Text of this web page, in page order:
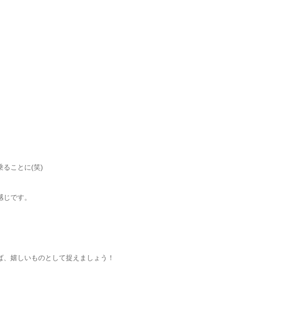
ることに(笑)
です。
嬉しいものとして捉えましょう！